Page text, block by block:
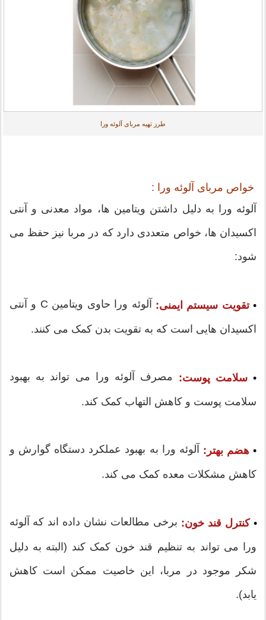
طرز تهیه مربای آلوئه ورا
خواص مربای آلوئه ورا :
آلوئه ورا به دلیل داشتن ویتامین ها، مواد معدنی و آنتی
اکسیدان ها، خواص متعددی دارد که در مربا نیز حفظ می
شود:
•تقویت سیستم ایمنی: آلوئه ورا حاوی ویتامین C و آنتی
اکسیدان هایی است که به تقویت بدن کمک می کنند.
• سلامت پوست: مصرف آلوئه ورا می تواند به بهبود
سلامت پوست و کاهش التهاب کمک کند.
• هضم بهتر: آلوئه ورا به بهبود عملکرد دستگاه گوارش و
کاهش مشکلات معده کمک می کند.
•کنترل قند خون: برخی مطالعات نشان داده اند که آلوئه
ورا می تواند به تنظیم قند خون کمک کند (البته به دلیل
شکر موجود در مربا، این خاصیت ممکن است کاهش
یابد).